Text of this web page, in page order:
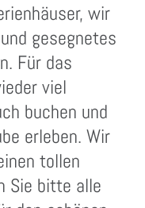
wir
gesegnetes
Für das
viel
buchen und
erleben. Wir
tollen
Sie bitte alle